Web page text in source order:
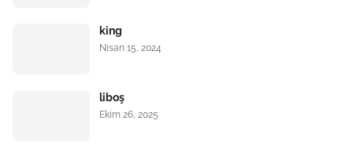
king
Nisan 15, 2024
liboş
Ekim 26, 2025